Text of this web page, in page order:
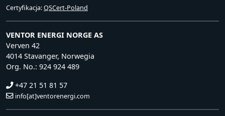
Certyfikacja:QSCert-Poland
VENTOR ENERGI NORGE AS
Verven 42
4014 Stavanger, Norwegia
Org. No.: 924 924 489
+47 21 51 81 57
info[at]ventorenergi.com